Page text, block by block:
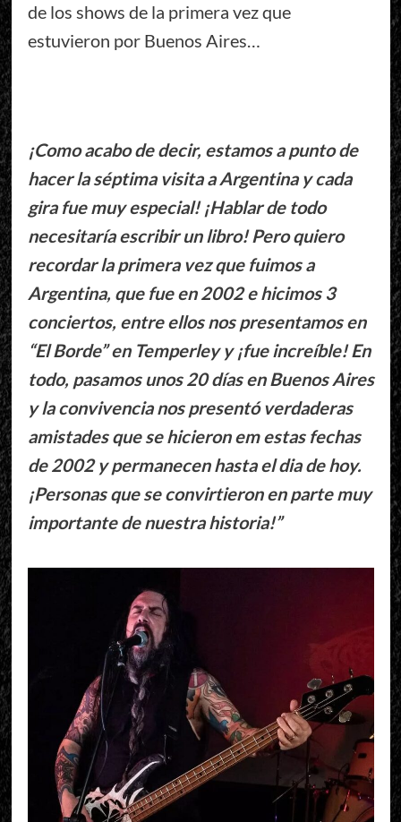
de los shows de la primera vez que
estuvieron por Buenos Aires…
¡Como acabo de decir, estamos a punto de
hacer la séptima visita a Argentina y cada
gira fue muy especial! ¡Hablar de todo
necesitaría escribir un libro! Pero quiero
recordar la primera vez que fuimos a
Argentina, que fue en 2002 e hicimos 3
conciertos, entre ellos nos presentamos en
“El Borde” en Temperley y ¡fue increíble! En
todo, pasamos unos 20 días en Buenos Aires
y la convivencia nos presentó verdaderas
amistades que se hicieron em estas fechas
de 2002 y permanecen hasta el dia de hoy.
¡Personas que se convirtieron en parte muy
importante de nuestra historia!”